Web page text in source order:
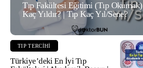
Tıp Fakültesi Eğitimi (Tıp Okumak)
Kaç Yıldır? | Tıp Kaç Yıl/Sene?
TIP TERCIHI
Türkiye’deki En İyi Tıp